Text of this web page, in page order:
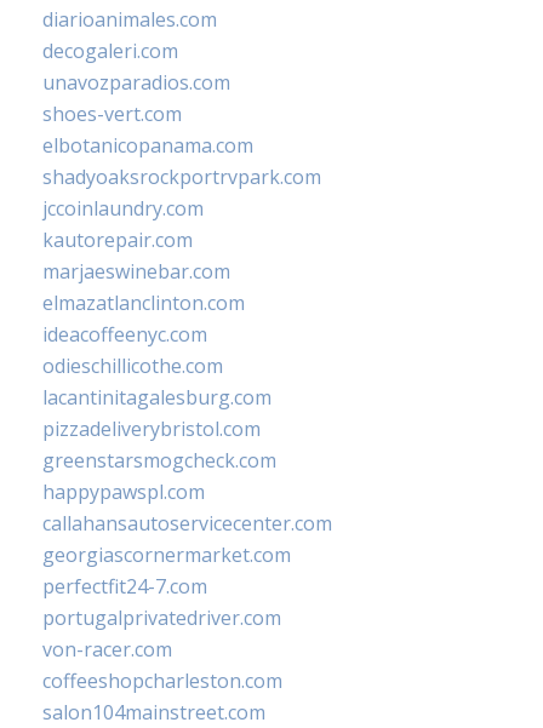
diarioanimales.com
decogaleri.com
unavozparadios.com
shoes-vert.com
elbotanicopanama.com
shadyoaksrockportrvpark.com
jccoinlaundry.com
kautorepair.com
marjaeswinebar.com
elmazatlanclinton.com
ideacoffeenyc.com
odieschillicothe.com
lacantinitagalesburg.com
pizzadeliverybristol.com
greenstarsmogcheck.com
happypawspl.com
callahansautoservicecenter.com
georgiascornermarket.com
perfectfit24-7.com
portugalprivatedriver.com
von-racer.com
coffeeshopcharleston.com
salon104mainstreet.com